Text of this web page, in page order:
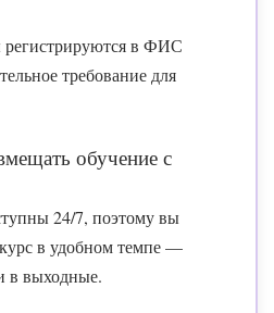
в ФИС
требование для
обучение с
24/7, поэтому вы
в удобном темпе —
в выходные.